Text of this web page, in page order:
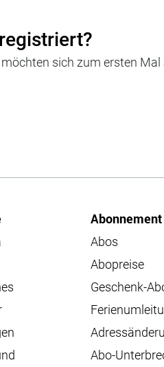
sich zum ersten
Abonnement
Abos
Abopreise
Geschenk-
Abo-